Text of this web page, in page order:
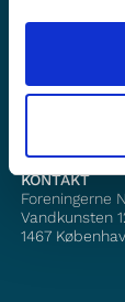
Følg
KONTAKT
Foreningerne
Vandkunsten
1467